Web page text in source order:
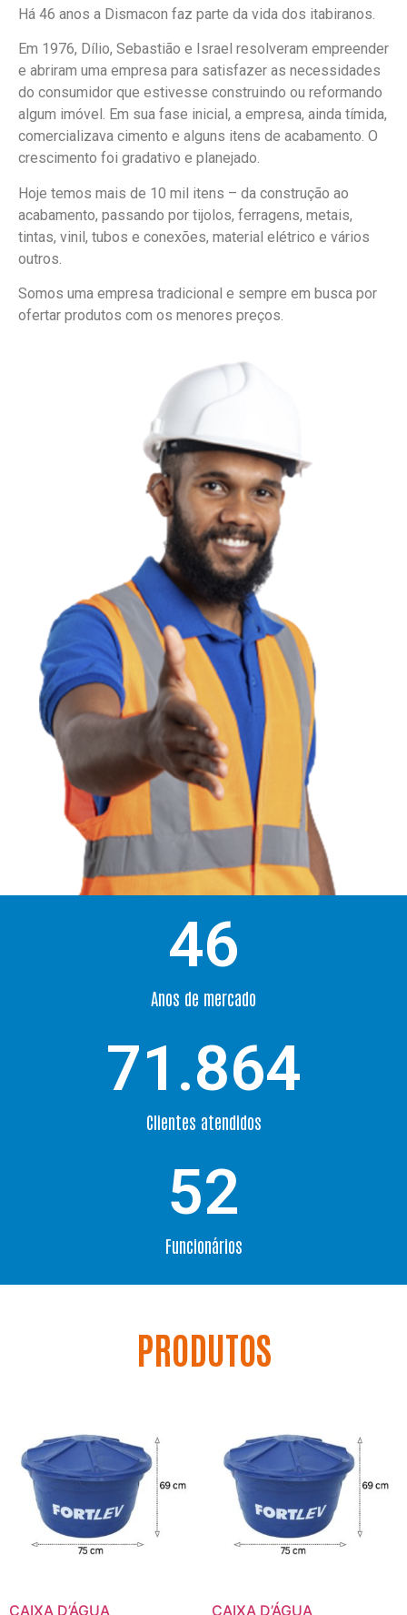
Há 46 anos a Dismacon faz parte da vida dos itabiranos.
Em 1976, Dílio, Sebastião e Israel resolveram empreender
e abriram uma empresa para satisfazer as necessidades
do consumidor que estivesse construindo ou reformando
algum imóvel. Em sua fase inicial, a empresa, ainda tímida,
comercializava cimento e alguns itens de acabamento. O
crescimento foi gradativo e planejado.
Hoje temos mais de 10 mil itens – da construção ao
acabamento, passando por tijolos, ferragens, metais,
tintas, vinil, tubos e conexões, material elétrico e vários
outros.
Somos uma empresa tradicional e sempre em busca por
ofertar produtos com os menores preços.
46
Anos de mercado
71.864
Clientes atendidos
52
Funcionários
PRODUTOS
CAIXA D’ÁGUA CAIXA D’ÁGUA